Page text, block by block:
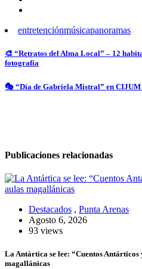
entretenciónmúsicapanoramas
Navegación
de
entradas
🎨 “Retratos del Alma Local” – 12
fotografía
🎭 “Día de Gabriela Mistral” en CIJUM
Publicaciones relacionadas
Destacados , Punta Arenas
Agosto 6, 2026
93 views
La Antártica se lee: “Cuentos
magallánicas